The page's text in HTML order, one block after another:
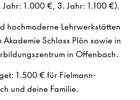
1.000 €, 3. Jahr: 1.100 €).
hochmoderne Lehrwerkstätten
Akademie Schloss Plön sowie in
in Offenbach.
1.500 € für Fielmann-
und deine Familie.